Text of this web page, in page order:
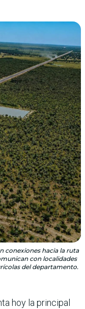
conexiones hacia la ruta
con localidades
del departamento.
hoy la principal